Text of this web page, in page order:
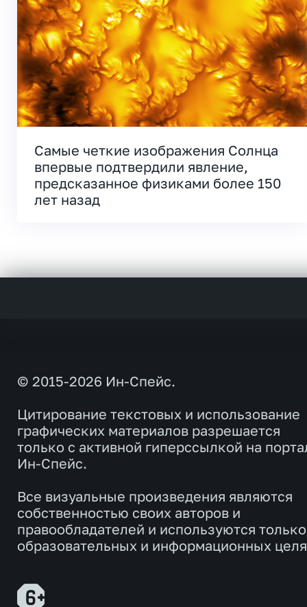
Самые четкие изображения Солнца
впервые подтвердили явление,
предсказанное физиками более 150
лет назад
© 2015-2026 Ин-Спейс.
Цитирование текстовых и использование
графических материалов разрешается
только с активной гиперссылкой на
Ин-Спейс.
Все визуальные произведения являются
собственностью своих авторов и
правообладателей и используются
образовательных и информационных